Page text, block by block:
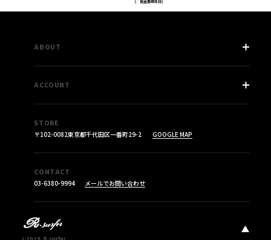
(
発送業務休日)
ABOUT
COMPANY
SHOPPING GUIDE
LEGAL INFO
CANCEL POLICY
ACCOUNT
LOGIN
CART
STORE
〒102-0082東京都千代田区一番町29-2 GOOGLE MAP
CONTACT
03-6380-9994
メールでお問い合わせ